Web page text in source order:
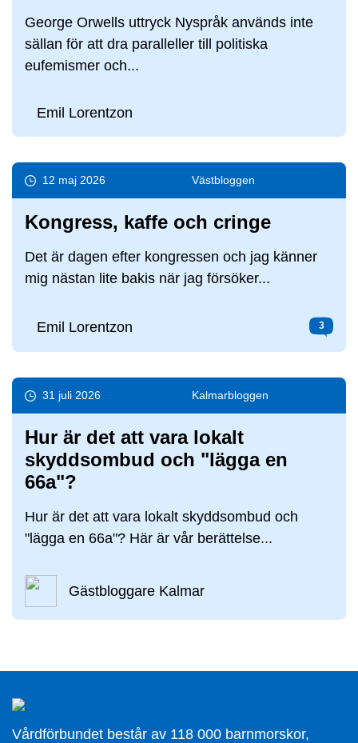
George Orwells uttryck Nyspråk används inte
sällan för att dra paralleller till politiska
eufemismer och...
Emil Lorentzon
12 maj 2026 Väst­bloggen
Kongress, kaffe och cringe
Det är dagen efter kongressen och jag känner
mig nästan lite bakis när jag försöker...
Emil Lorentzon 3
31 juli 2026 Kalmar­bloggen
Hur är det att vara lokalt
skyddsombud och "lägga en
66a"?
Hur är det att vara lokalt skyddsombud och
"lägga en 66a"? Här är vår berättelse...
Gästbloggare Kalmar
Vårdförbundet består av 118 000 barnmorskor,